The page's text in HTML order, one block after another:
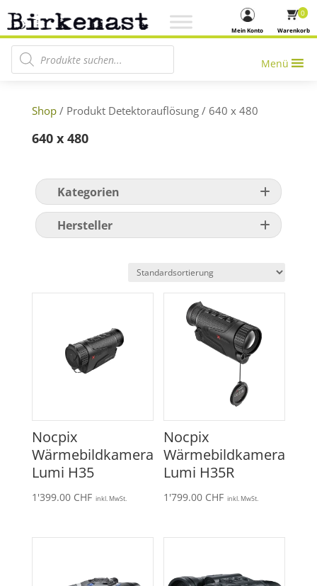
Warenkorb
0
Mein Konto
Products search
Menü
Shop/ Produkt Detektorauflösung / 640 x 480
640 x 480
Kategorien
Hersteller
Nocpix
Wärmebildkamera
Lumi H35
1'399.00 CHF inkl. MwSt.
Nocpix
Wärmebildkamera
Lumi H35R
1'799.00 CHF inkl. MwSt.